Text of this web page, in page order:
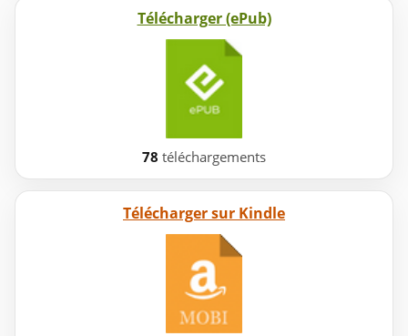
Télécharger (ePub)
78 téléchargements
Télécharger sur Kindle